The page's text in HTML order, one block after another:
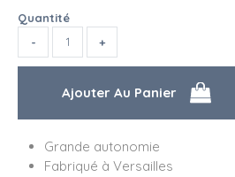
Quantité
Grande autonomie
Fabriqué à Versailles